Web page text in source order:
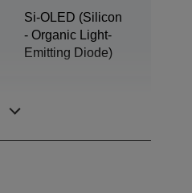
Si-OLED (Silicon
- Organic Light-
Emitting Diode)